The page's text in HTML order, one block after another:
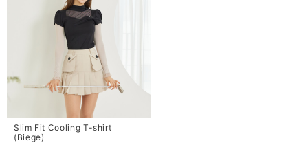
Slim Fit Cooling T-shirt
(Biege)